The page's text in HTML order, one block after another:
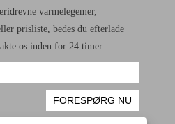
varmelegemer,
prisliste, bedes du efterlade
os inden for 24 timer .